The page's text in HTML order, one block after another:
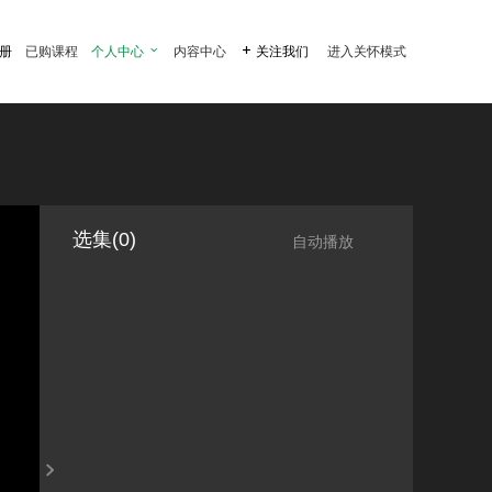
已购课程 个人中心  内容中心  关注我们 进入关怀模式
选集(0) 自动播放